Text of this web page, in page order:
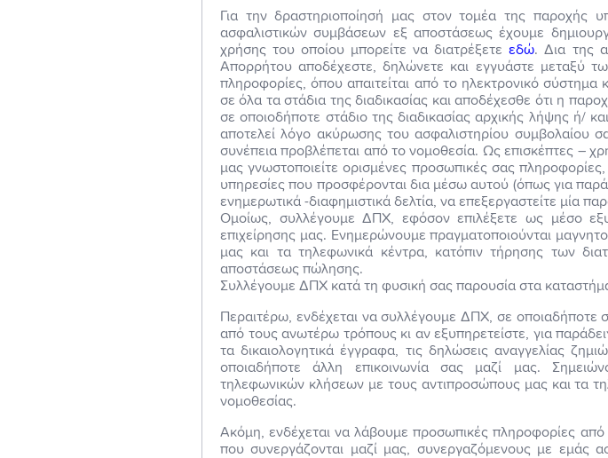
Για την δραστηριοποίησή μας στον τομέα της παροχής
ασφαλιστικών συμβάσεων εξ αποστάσεως έχουμε
χρήσης του οποίου μπορείτε να διατρέξετεεδώ. Δια της
Απορρήτου αποδέχεστε, δηλώνετε και εγγυάστε μεταξύ
πληροφορίες, όπου απαιτείται από το ηλεκτρονικό σύστημα
σε όλα τα στάδια της διαδικασίας και αποδέχεσθε ότι η
σε οποιοδήποτε στάδιο της διαδικασίας αρχικής λήψης ή/
αποτελεί λόγο ακύρωσης του ασφαλιστηρίου συμβολαίου
συνέπεια προβλέπεται από το νομοθεσία. Ως επισκέπτες –
μας γνωστοποιείτε ορισμένες προσωπικές σας
υπηρεσίες που προσφέρονται δια μέσω αυτού (όπως για
ενημερωτικά -διαφημιστικά δελτία, να επεξεργαστείτε μία
Ομοίως, συλλέγουμε ΔΠΧ, εφόσον επιλέξετε ως μέσο
επιχείρησης μας. Ενημερώνουμε πραγματοποιούνται
μας και τα τηλεφωνικά κέντρα, κατόπιν τήρησης των
αποστάσεως πώλησης.
Συλλέγουμε ΔΠΧ κατά τη φυσική σας παρουσία στα
Περαιτέρω, ενδέχεται να συλλέγουμε ΔΠΧ, σε
από τους ανωτέρω τρόπους κι αν εξυπηρετείστε, για
τα δικαιολογητικά έγγραφα, τις δηλώσεις αναγγελίας
οποιαδήποτε άλλη επικοινωνία σας μαζί μας.
τηλεφωνικών κλήσεων με τους αντιπροσώπους μας και τα
νομοθεσίας.
Ακόμη, ενδέχεται να λάβουμε προσωπικές πληροφορίες από
που συνεργάζονται μαζί μας, συνεργαζόμενους με εμάς